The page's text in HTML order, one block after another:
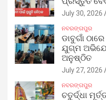
July 30, 2026
ନବରଙ୍ଗପୁର
ଡାବୁଗାଁ
ଯୁଗ୍ମ
ଅନୁଷ୍ଠିତ
July 27, 2026
ନବରଙ୍ଗପୁର
ଚତୁର୍ଦ୍ଧା